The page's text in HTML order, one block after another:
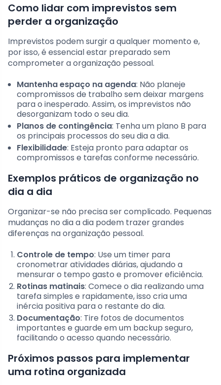
Como lidar com imprevistos sem
perder a organização
Imprevistos podem surgir a qualquer momento e,
por isso, é essencial estar preparado sem
comprometer a organização pessoal.
Mantenha espaço na agenda: Não planeje
compromissos de trabalho sem deixar margens
para o inesperado. Assim, os imprevistos não
desorganizam todo o seu dia.
Planos de contingência: Tenha um plano B para
os principais processos do seu dia a dia.
Flexibilidade: Esteja pronto para adaptar os
compromissos e tarefas conforme necessário.
Exemplos práticos de organização no
dia a dia
Organizar-se não precisa ser complicado. Pequenas
mudanças no dia a dia podem trazer grandes
diferenças na organização pessoal.
Controle de tempo: Use um timer para
cronometrar atividades diárias, ajudando a
mensurar o tempo gasto e promover eficiência.
Rotinas matinais: Comece o dia realizando uma
tarefa simples e rapidamente, isso cria uma
inércia positiva para o restante do dia.
Documentação: Tire fotos de documentos
importantes e guarde em um backup seguro,
facilitando o acesso quando necessário.
Próximos passos para implementar
uma rotina organizada